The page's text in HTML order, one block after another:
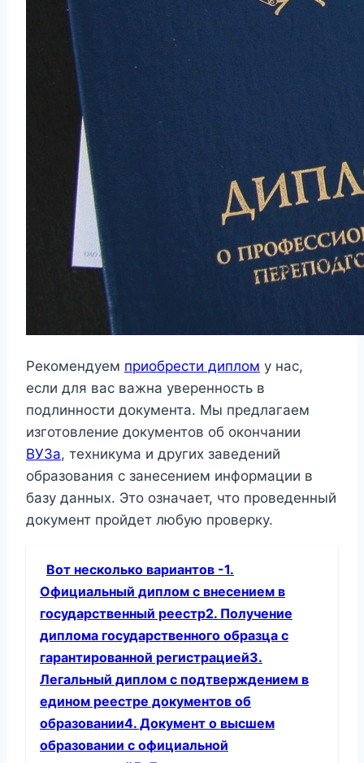
Рекомендуем приобрести диплом у нас,
если для вас важна уверенность в
подлинности документа. Мы предлагаем
изготовление документов об окончании
ВУЗа, техникума и других заведений
образования с занесением информации в
базу данных. Это означает, что проведенный
документ пройдет любую проверку.
Вот несколько вариантов -1.
Официальный диплом с внесением в
государственный реестр2. Получение
диплома государственного образца с
гарантированной регистрацией3.
Легальный диплом с подтверждением в
едином реестре документов об
образовании4. Документ о высшем
образовании с официальной